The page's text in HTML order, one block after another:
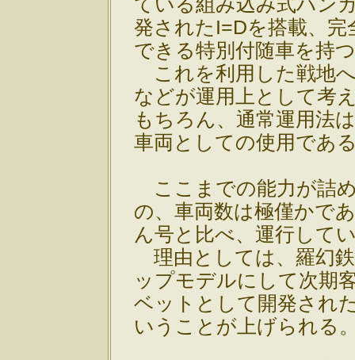
発されたI=Dを搭載、完
できる特別付随車を持
これを利用した戦地
などが運用上として考
もちろん、通常運用法
車両としての使用であ
ここまでの能力が詰
の、車両数は極僅かで
ん号と比べ、運行して
理由としては、羅幻
ップモデルにして次期
ベットとして開発され
いうことが上げられる